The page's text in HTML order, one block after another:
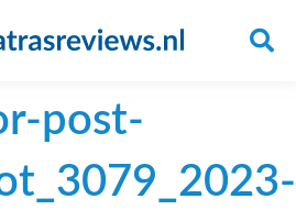
post-